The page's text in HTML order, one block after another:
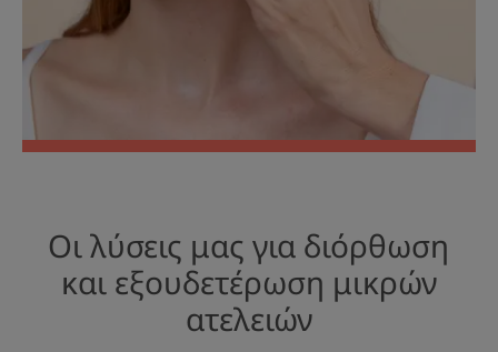
Οι λύσεις μας για διόρθωση
και εξουδετέρωση μικρών
ατελειών